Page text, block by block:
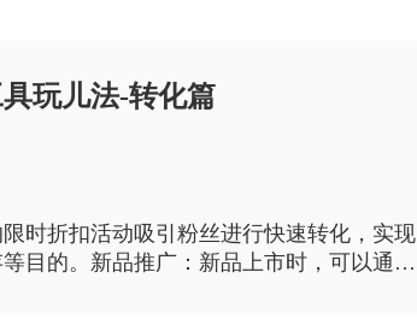
玩儿法-转化篇
时折扣活动吸引粉丝进行快速转化，实现
目的。新品推广：新品上市时，可以通过